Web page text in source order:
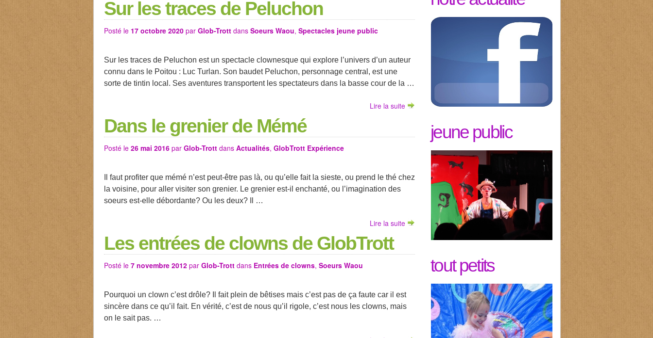
Sur les traces de Peluchon
Posté le 17 octobre 2020 par Glob-Trott dans Soeurs Waou, Spectacles jeune public
Sur les traces de Peluchon est un spectacle clownesque qui explore l’univers d’un auteur
connu dans le Poitou : Luc Turlan. Son baudet Peluchon, personnage central, est une
sorte de tintin local. Ses aventures transportent les spectateurs dans la basse cour de la …
Lire la suite
Dans le grenier de Mémé
Posté le 26 mai 2016 par Glob-Trott dans Actualités, GlobTrott Expérience
Il faut profiter que mémé n’est peut-être pas là, ou qu’elle fait la sieste, ou prend le thé chez
la voisine, pour aller visiter son grenier. Le grenier est-il enchanté, ou l’imagination des
soeurs est-elle débordante? Ou les deux? Il …
Lire la suite
Les entrées de clowns de GlobTrott
Posté le 7 novembre 2012 par Glob-Trott dans Entrées de clowns, Soeurs Waou
Pourquoi un clown c’est drôle? Il fait plein de bêtises mais c’est pas de ça faute car il est
sincère dans ce qu’il fait. En vérité, c’est de nous qu’il rigole, c’est nous les clowns, mais
on le sait pas. …
jeune public
tout petits